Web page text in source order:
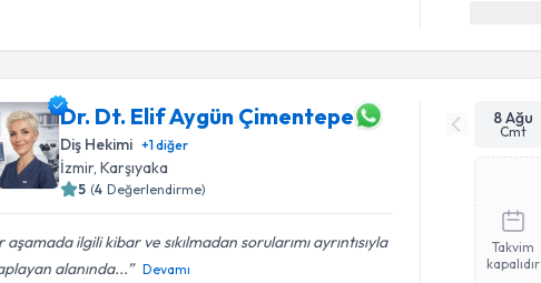
Dr. Dt. Elif Aygün Çimentepe
Diş Hekimi +1diğer
İzmir, Karşıyaka
5 (4 Değerlendirme)
aşamada ilgili kibar ve sıkılmadan sorularımı ayrıntısıyla
alanında...
Devamı
8 Ağu
Cmt
Takvim
kapalıdır